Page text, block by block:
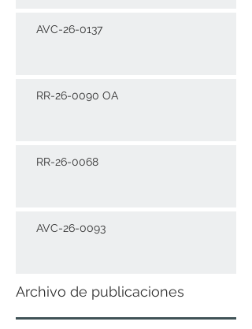
AVC-26-0137
RR-26-0090 OA
RR-26-0068
AVC-26-0093
Archivo de publicaciones